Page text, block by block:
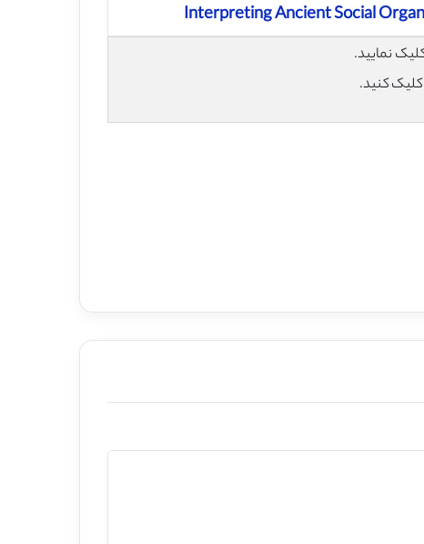
Interpreting Ancient Social
کلیک کنید.